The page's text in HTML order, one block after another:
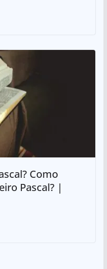
Como
Pascal? |